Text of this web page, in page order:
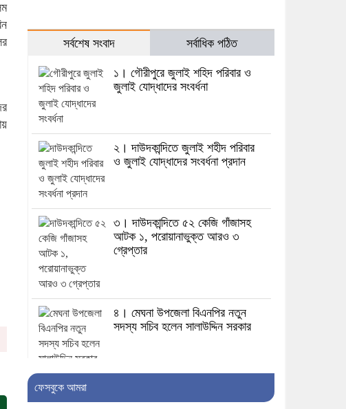
সর্বশেষ সংবাদ সর্বাধিক পঠিত
১। গৌরীপুরে জুলাই শহিদ পরিবার ও
জুলাই যোদ্ধাদের সংবর্ধনা
২। দাউদকান্দিতে জুলাই শহীদ পরিবার
ও জুলাই যোদ্ধাদের সংবর্ধনা প্রদান
৩। দাউদকান্দিতে ৫২ কেজি গাঁজাসহ
আটক ১, পরোয়ানাভুক্ত আরও ৩
গ্রেপ্তার
৪। মেঘনা উপজেলা বিএনপির নতুন
সদস্য সচিব হলেন সালাউদ্দিন সরকার
পেলেন দাউদকান্দি মডেল থানার
ফেসবুকে আমরা